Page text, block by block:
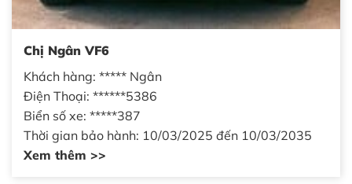
Chị Ngân VF6
Khách hàng: ***** Ngân
Điện Thoại: ******5386
Biển số xe: *****387
Thời gian bảo hành: 10/03/2025 đến 10/03/2035
Xem thêm >>